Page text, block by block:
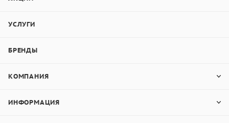
УСЛУГИ
БРЕНДЫ
КОМПАНИЯ
ИНФОРМАЦИЯ